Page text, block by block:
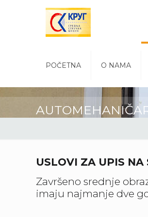
POČETNA O NAMA
USLOVI ZA UPIS NA
Završeno srednje
imaju najmanje dve